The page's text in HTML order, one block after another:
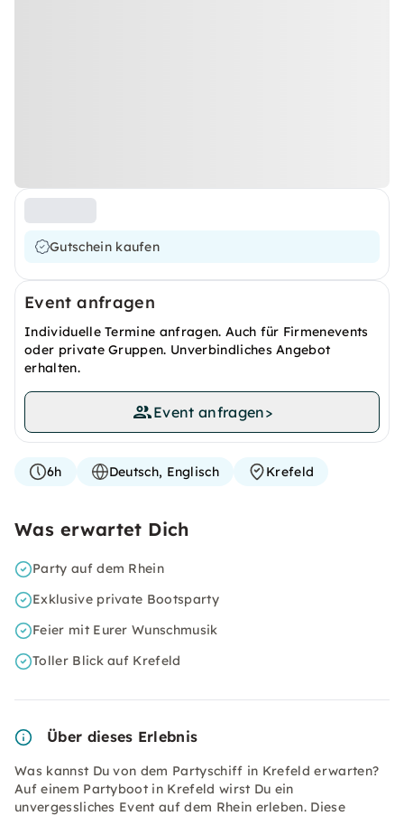
Gutschein kaufen
Event anfragen
Individuelle Termine anfragen. Auch für Firmenevents
oder private Gruppen. Unverbindliches Angebot
erhalten.
Event anfragen>
6h Deutsch, Englisch Krefeld
Was erwartet Dich
Party auf dem Rhein
Exklusive private Bootsparty
Feier mit Eurer Wunschmusik
Toller Blick auf Krefeld
Über dieses Erlebnis
Was kannst Du von dem Partyschiff in Krefeld erwarten?
Auf einem Partyboot in Krefeld wirst Du ein
unvergessliches Event auf dem Rhein erleben. Diese